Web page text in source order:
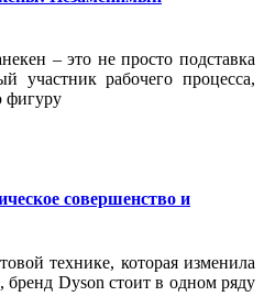
– это не просто подставка
участник рабочего процесса,
фигуру
совершенство и
технике, которая изменила
бренд Dyson стоит в одном ряду